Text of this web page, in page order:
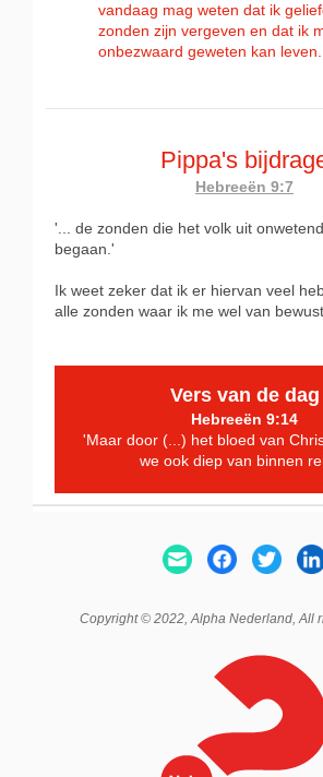
vandaag mag weten dat ik
zonden zijn vergeven en dat ik
onbezwaard geweten kan leven.
Pippa's
Hebreeën 9:7
'... de zonden die het volk uit
begaan.'
Ik weet zeker dat ik er hiervan veel
alle zonden waar ik me wel van
Vers van de dag
Hebreeën 9:14
'Maar door (...) het bloed van
we ook diep van binnen
Copyright © 2022,Alpha Nederland, All